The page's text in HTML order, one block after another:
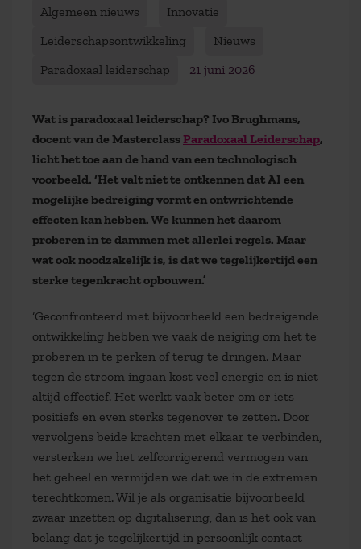
Algemeen nieuws
Innovatie
Leiderschapsontwikkeling
Nieuws
Paradoxaal leiderschap
21 juni 2026
Wat is paradoxaal leiderschap? Ivo Brughmans,
docent van de MasterclassParadoxaal Leiderschap,
licht het toe aan de hand van een technologisch
voorbeeld. ‘Het valt niet te ontkennen dat AI een
mogelijke bedreiging vormt en ontwrichtende
effecten kan hebben. We kunnen het daarom
proberen in te dammen met allerlei regels. Maar
wat ook noodzakelijk is, is dat we tegelijkertijd een
sterke tegenkracht opbouwen.’
‘Geconfronteerd met bijvoorbeeld een bedreigende
ontwikkeling hebben we vaak de neiging om het te
proberen in te perken of terug te dringen. Maar
tegen de stroom ingaan kost veel energie en is niet
altijd effectief. Het werkt vaak beter om er iets
positiefs en even sterks tegenover te zetten. Door
vervolgens beide krachten met elkaar te verbinden,
versterken we het zelfcorrigerend vermogen van
het geheel en vermijden we dat we in de extremen
terechtkomen. Wil je als organisatie bijvoorbeeld
zwaar inzetten op digitalisering, dan is het ook van
belang dat je tegelijkertijd in persoonlijk contact